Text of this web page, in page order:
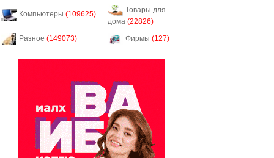
Компьютеры (109625)
Товары для
дома (22826)
Разное (149073) Фирмы (127)